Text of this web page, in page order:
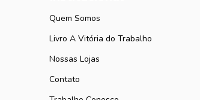
Quem Somos
Livro A Vitória do Trabalho
Nossas Lojas
Contato